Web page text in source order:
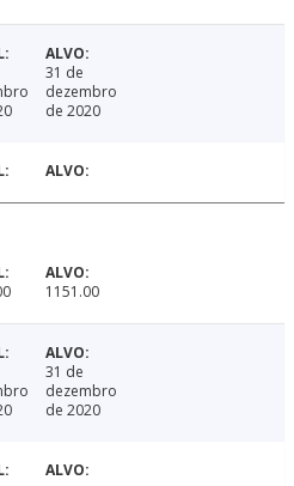
31 de
dezembro
de 2020
1151.00
31 de
dezembro
de 2020